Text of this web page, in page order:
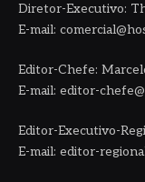
Diretor-Executivo:
E-mail:
Editor-Chefe:
E-mail: editor-
Editor-Executivo-
E-mail: editor-